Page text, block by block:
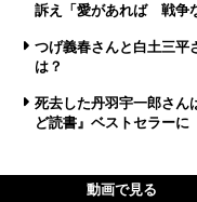
訴え「愛があれば 戦争
つげ義春さんと白土三
は？
死去した丹羽宇一郎さ
ど読書』ベストセラーに
動画で見る